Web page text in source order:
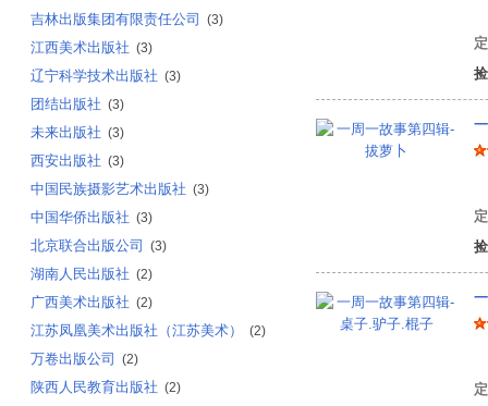
吉林出版集团有限责任公司 (3)
江西美术出版社 (3)
辽宁科学技术出版社 (3)
团结出版社 (3)
未来出版社 (3)
西安出版社 (3)
中国民族摄影艺术出版社 (3)
中国华侨出版社 (3)
北京联合出版公司 (3)
湖南人民出版社 (2)
广西美术出版社 (2)
江苏凤凰美术出版社（江苏美术） (2)
万卷出版公司 (2)
陕西人民教育出版社 (2)